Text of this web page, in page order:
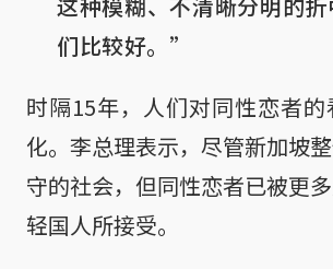
们比较好。”
时隔15年，人们对同性恋者
化。李总理表示，尽管新加坡
守的社会，但同性恋者已被更
轻国人所接受。